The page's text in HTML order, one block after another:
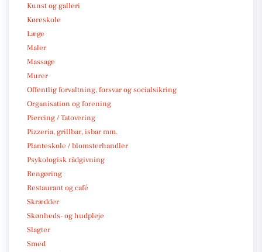
Kunst og galleri
Køreskole
Læge
Maler
Massage
Murer
Offentlig forvaltning, forsvar og socialsikring
Organisation og forening
Piercing / Tatovering
Pizzeria, grillbar, isbar mm.
Planteskole / blomsterhandler
Psykologisk rådgivning
Rengøring
Restaurant og café
Skrædder
Skønheds- og hudpleje
Slagter
Smed